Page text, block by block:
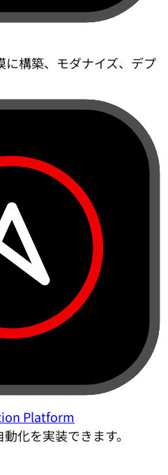
構築、モダナイズ、デプ
Platform
化を実装できます。